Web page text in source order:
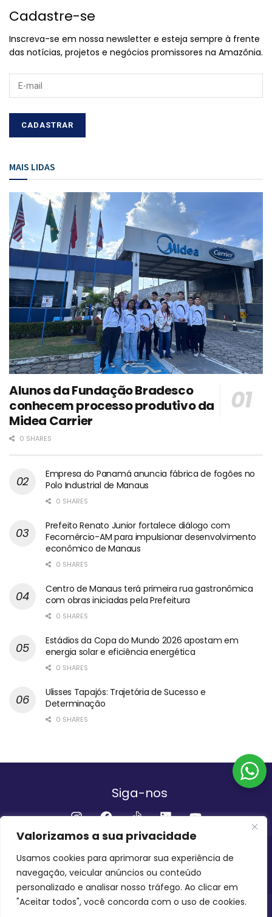
Valorizamos a sua privacidade
Usamos cookies para aprimorar sua experiência de
navegação, veicular anúncios ou conteúdo
personalizado e analisar nosso tráfego. Ao clicar em
"Aceitar todos", você concorda com o uso de cookies.
Cadastre-se
Inscreva-se em nossa newsletter e esteja sempre à frente
das notícias, projetos e negócios promissores na Amazônia.
MAIS LIDAS
Alunos da Fundação Bradesco
conhecem processo produtivo da
Midea Carrier
0 SHARES
Empresa do Panamá anuncia fábrica de fogões no
Polo Industrial de Manaus
0 SHARES
Prefeito Renato Junior fortalece diálogo com
Fecomércio-AM para impulsionar desenvolvimento
econômico de Manaus
0 SHARES
Centro de Manaus terá primeira rua gastronômica
com obras iniciadas pela Prefeitura
0 SHARES
Estádios da Copa do Mundo 2026 apostam em
energia solar e eficiência energética
0 SHARES
Ulisses Tapajós: Trajetória de Sucesso e
Determinação
0 SHARES
Siga-nos
Institucional
QUEM SOMOS FALE CONOSCO
INVEST AMAZÔNIA BRASIL